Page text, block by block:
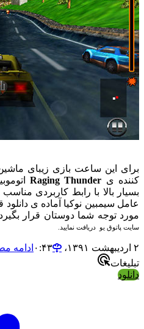
این ساعت بازی زیبای ماشین
ی
RagingThunder
اتوموبیل
بالا با رابط کاربردی مناسب
سیمبین نوکیا آماده ی دانلود قرار
توجه شما دوستان قرار بگیرد.هم
پاتوق یودریافت نمایید.
ادامه مطلب